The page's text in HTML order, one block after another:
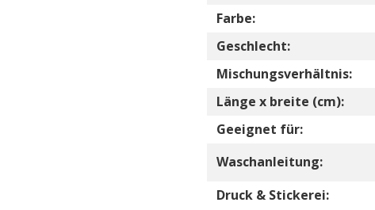
Farbe:
Geschlecht:
Mischungsverhältnis:
Länge x breite (cm):
Geeignet für:
Waschanleitung:
Druck & Stickerei: